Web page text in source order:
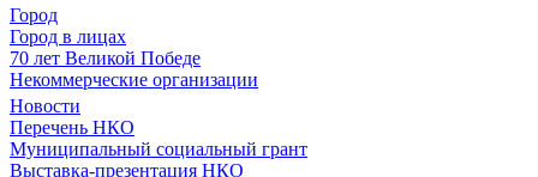
Город
Город в лицах
70 лет Великой Победе
Некоммерческие организации
Новости
Перечень НКО
Муниципальный социальный грант
Выставка-презентация НКО